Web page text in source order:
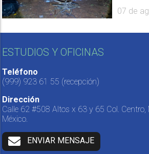
07 de
ESTUDIOS Y OFICINAS
Teléfono
(999) 923 61 55 (recepción)
Dirección
Calle 62 #508 Altos x 63 y 65 Col. Centro,
México.
ENVIAR MENSAJE